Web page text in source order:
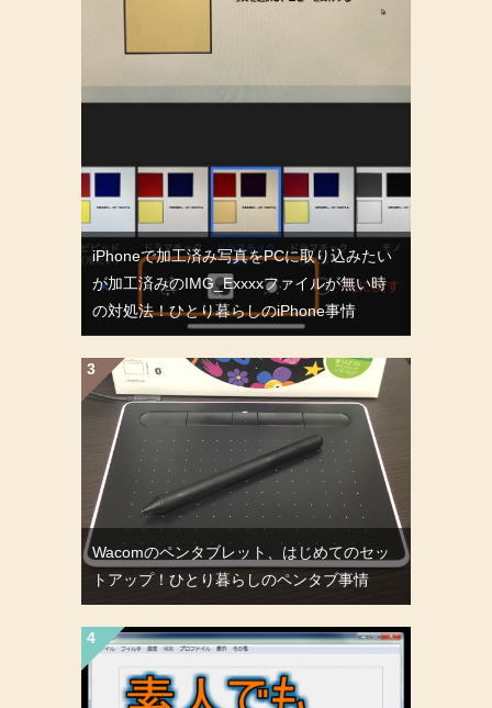
iPhoneで加工済み写真をPCに取り込みたい
が加工済みのIMG_Exxxxファイルが無い時
の対処法！ひとり暮らしのiPhone事情
Wacomのペンタブレット、はじめてのセッ
トアップ！ひとり暮らしのペンタブ事情